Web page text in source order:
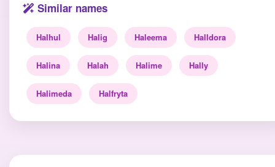
Similar names
Halhul Halig Haleema Halldora
Halina Halah Halime Hally
Halimeda Halfryta